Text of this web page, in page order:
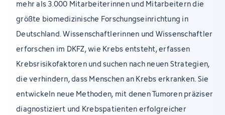
mehr als 3.000 Mitarbeiterinnen und Mitarbeitern die
größte biomedizinische Forschungseinrichtung in
Deutschland. Wissenschaftlerinnen und Wissenschaftler
erforschen im DKFZ, wie Krebs entsteht, erfassen
Krebsrisikofaktoren und suchen nach neuen Strategien,
die verhindern, dass Menschen an Krebs erkranken. Sie
entwickeln neue Methoden, mit denen Tumoren präziser
diagnostiziert und Krebspatienten erfolgreicher